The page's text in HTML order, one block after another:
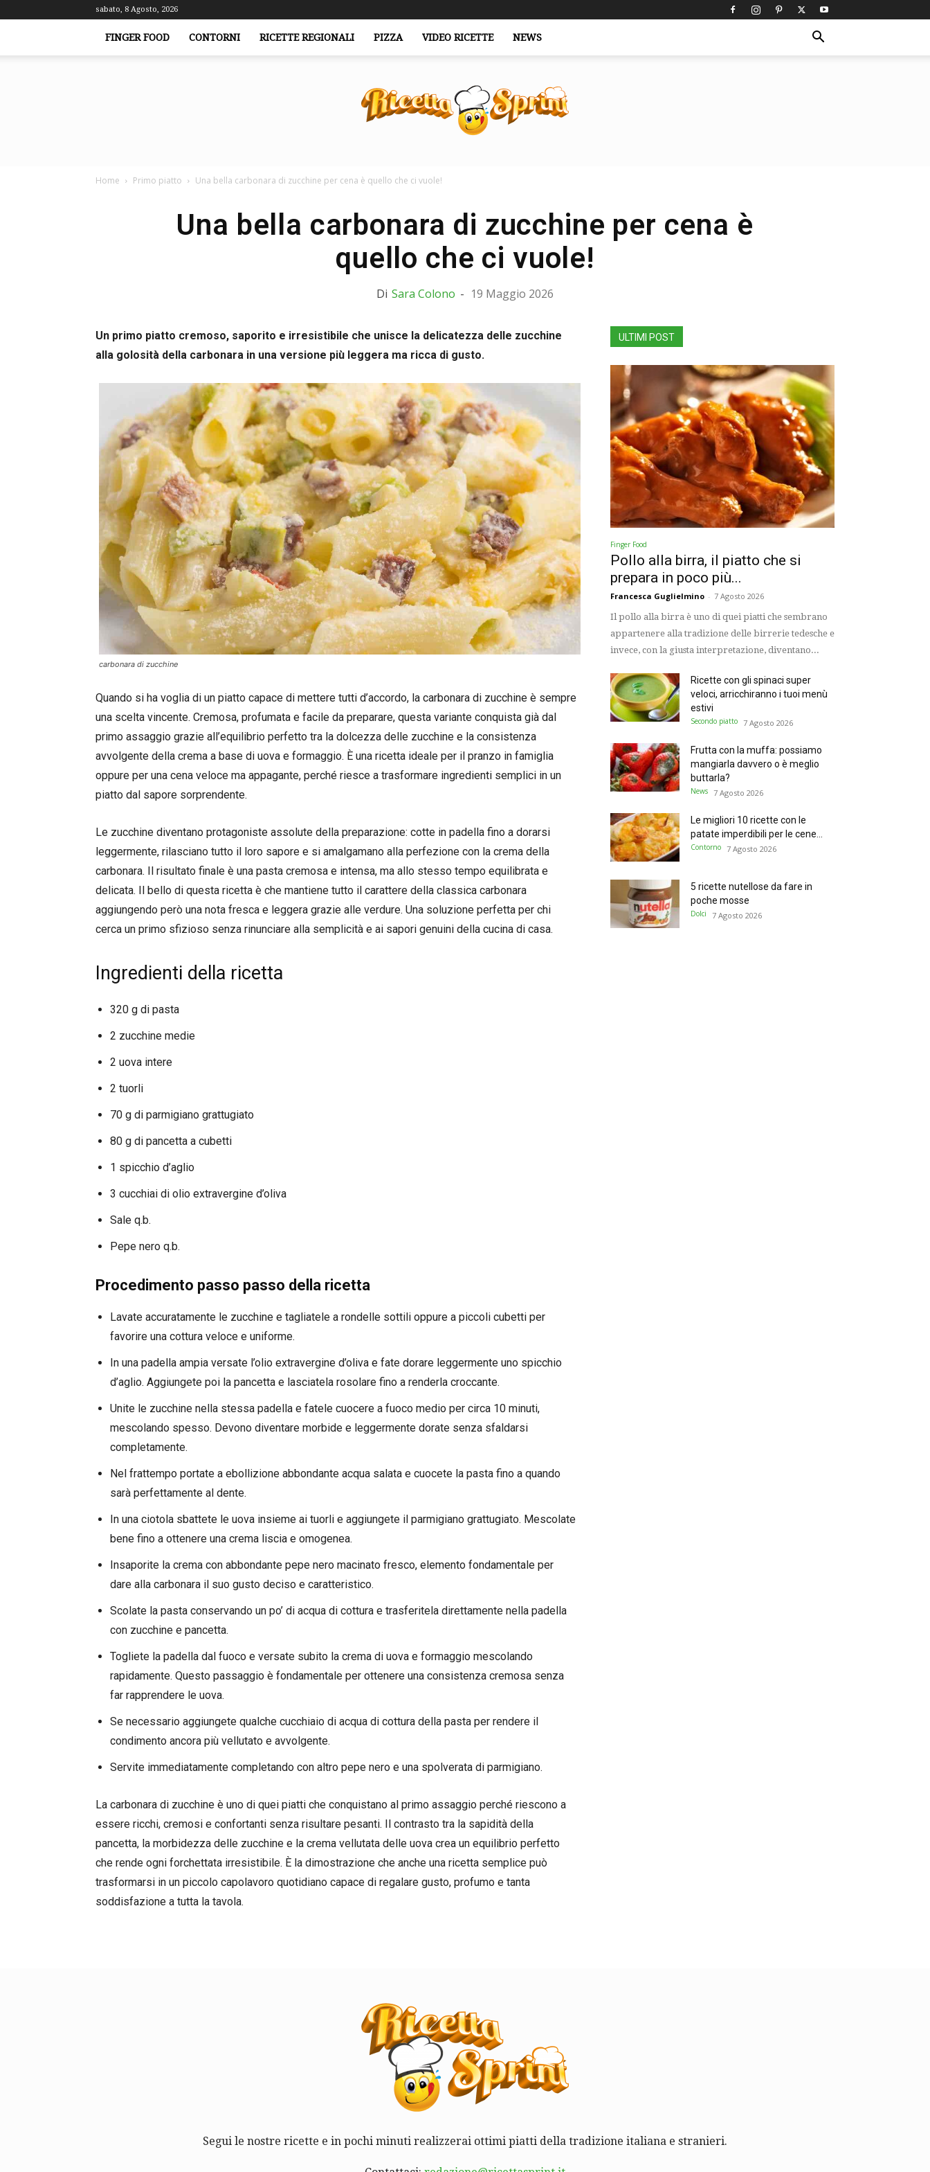
sabato, 8 Agosto, 2026
FINGER FOOD CONTORNI RICETTE REGIONALI PIZZA VIDEO RICETTE NEWS
Home Primo piatto Una bella carbonara di zucchine per cena è quello che ci vuole!
Una bella carbonara di zucchine per cena è
quello che ci vuole!
Di Sara Colono - 19 Maggio 2026
Un primo piatto cremoso, saporito e irresistibile che unisce la delicatezza delle zucchine
alla golosità della carbonara in una versione più leggera ma ricca di gusto.
carbonara di zucchine
Quando si ha voglia di un piatto capace di mettere tutti d’accordo, la carbonara di zucchine è sempre
una scelta vincente. Cremosa, profumata e facile da preparare, questa variante conquista già dal
primo assaggio grazie all’equilibrio perfetto tra la dolcezza delle zucchine e la consistenza
avvolgente della crema a base di uova e formaggio. È una ricetta ideale per il pranzo in famiglia
oppure per una cena veloce ma appagante, perché riesce a trasformare ingredienti semplici in un
piatto dal sapore sorprendente.
Le zucchine diventano protagoniste assolute della preparazione: cotte in padella fino a dorarsi
leggermente, rilasciano tutto il loro sapore e si amalgamano alla perfezione con la crema della
carbonara. Il risultato finale è una pasta cremosa e intensa, ma allo stesso tempo equilibrata e
delicata. Il bello di questa ricetta è che mantiene tutto il carattere della classica carbonara
aggiungendo però una nota fresca e leggera grazie alle verdure. Una soluzione perfetta per chi
cerca un primo sfizioso senza rinunciare alla semplicità e ai sapori genuini della cucina di casa.
Ingredienti della ricetta
320 g di pasta
2 zucchine medie
2 uova intere
2 tuorli
70 g di parmigiano grattugiato
80 g di pancetta a cubetti
1 spicchio d’aglio
3 cucchiai di olio extravergine d’oliva
Sale q.b.
Pepe nero q.b.
Procedimento passo passo della ricetta
Lavate accuratamente le zucchine e tagliatele a rondelle sottili oppure a piccoli cubetti per
favorire una cottura veloce e uniforme.
In una padella ampia versate l’olio extravergine d’oliva e fate dorare leggermente uno spicchio
d’aglio. Aggiungete poi la pancetta e lasciatela rosolare fino a renderla croccante.
Unite le zucchine nella stessa padella e fatele cuocere a fuoco medio per circa 10 minuti,
mescolando spesso. Devono diventare morbide e leggermente dorate senza sfaldarsi
completamente.
Nel frattempo portate a ebollizione abbondante acqua salata e cuocete la pasta fino a quando
sarà perfettamente al dente.
In una ciotola sbattete le uova insieme ai tuorli e aggiungete il parmigiano grattugiato. Mescolate
bene fino a ottenere una crema liscia e omogenea.
Insaporite la crema con abbondante pepe nero macinato fresco, elemento fondamentale per
dare alla carbonara il suo gusto deciso e caratteristico.
Scolate la pasta conservando un po’ di acqua di cottura e trasferitela direttamente nella padella
con zucchine e pancetta.
Togliete la padella dal fuoco e versate subito la crema di uova e formaggio mescolando
rapidamente. Questo passaggio è fondamentale per ottenere una consistenza cremosa senza
far rapprendere le uova.
Se necessario aggiungete qualche cucchiaio di acqua di cottura della pasta per rendere il
condimento ancora più vellutato e avvolgente.
Servite immediatamente completando con altro pepe nero e una spolverata di parmigiano.
La carbonara di zucchine è uno di quei piatti che conquistano al primo assaggio perché riescono a
essere ricchi, cremosi e confortanti senza risultare pesanti. Il contrasto tra la sapidità della
pancetta, la morbidezza delle zucchine e la crema vellutata delle uova crea un equilibrio perfetto
che rende ogni forchettata irresistibile. È la dimostrazione che anche una ricetta semplice può
trasformarsi in un piccolo capolavoro quotidiano capace di regalare gusto, profumo e tanta
soddisfazione a tutta la tavola.
ULTIMI POST
Finger Food
Pollo alla birra, il piatto che si
prepara in poco più...
Francesca Guglielmino - 7 Agosto 2026
Il pollo alla birra è uno di quei piatti che sembrano
appartenere alla tradizione delle birrerie tedesche e
invece, con la giusta interpretazione, diventano...
Ricette con gli spinaci super
veloci, arricchiranno i tuoi menù
estivi
Secondo piatto 7 Agosto 2026
Frutta con la muffa: possiamo
mangiarla davvero o è meglio
buttarla?
News 7 Agosto 2026
Le migliori 10 ricette con le
patate imperdibili per le cene...
Contorno 7 Agosto 2026
5 ricette nutellose da fare in
poche mosse
Dolci 7 Agosto 2026
Segui le nostre ricette e in pochi minuti realizzerai ottimi piatti della tradizione italiana e stranieri.